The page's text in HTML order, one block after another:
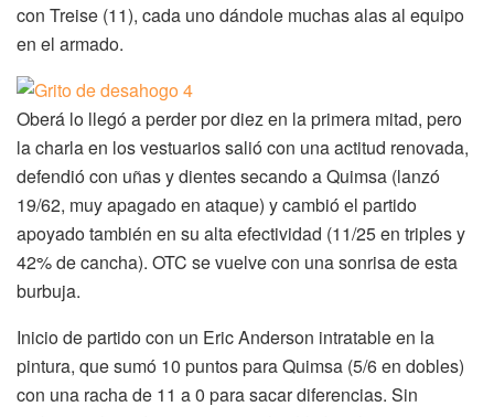
con Treise (11), cada uno dándole muchas alas al equipo
en el armado.
Oberá lo llegó a perder por diez en la primera mitad, pero
la charla en los vestuarios salió con una actitud renovada,
defendió con uñas y dientes secando a Quimsa (lanzó
19/62, muy apagado en ataque) y cambió el partido
apoyado también en su alta efectividad (11/25 en triples y
42% de cancha). OTC se vuelve con una sonrisa de esta
burbuja.
Inicio de partido con un Eric Anderson intratable en la
pintura, que sumó 10 puntos para Quimsa (5/6 en dobles)
con una racha de 11 a 0 para sacar diferencias. Sin